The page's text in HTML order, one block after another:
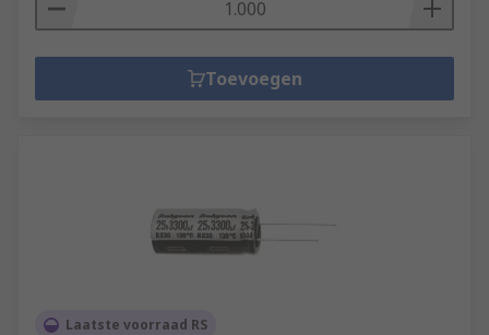
Toevoegen
Laatste voorraad RS